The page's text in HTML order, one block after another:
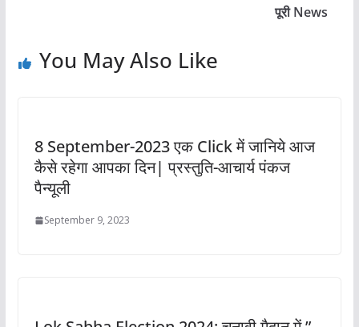
पूरी News
You May Also Like
8 September-2023 एक Click में जानिये आज
कैसे रहेगा आपका दिन| प्रस्तुति-आचार्य पंकज
पैन्यूली
September 9, 2023